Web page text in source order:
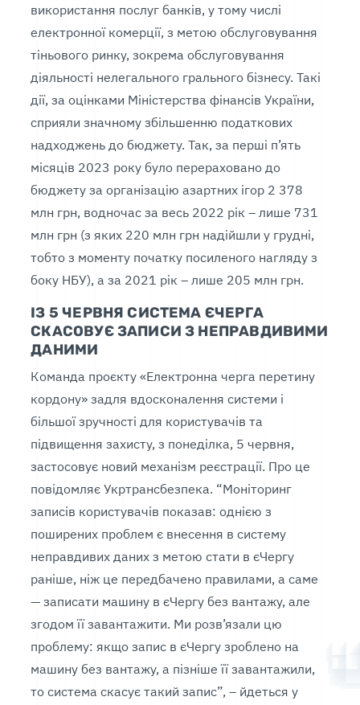
використання послуг банків, у тому числі
електронної комерції, з метою обслуговування
тіньового ринку, зокрема обслуговування
діяльності нелегального грального бізнесу. Такі
дії, за оцінками Міністерства фінансів України,
сприяли значному збільшенню податкових
надходжень до бюджету. Так, за перші п’ять
місяців 2023 року було перераховано до
бюджету за організацію азартних ігор 2 378
млн грн, водночас за весь 2022 рік – лише 731
млн грн (з яких 220 млн грн надійшли у грудні,
тобто з моменту початку посиленого нагляду з
боку НБУ), а за 2021 рік – лише 205 млн грн.
ІЗ 5 ЧЕРВНЯ СИСТЕМА ЄЧЕРГА
СКАСОВУЄ ЗАПИСИ З НЕПРАВДИВИМИ
ДАНИМИ
Команда проєкту «Електронна черга перетину
кордону» задля вдосконалення системи і
більшої зручності для користувачів та
підвищення захисту, з понеділка, 5 червня,
застосовує новий механізм реєстрації. Про це
повідомляє Укртрансбезпека. “️Моніторинг
записів користувачів показав: однією з
поширених проблем є внесення в систему
неправдивих даних з метою стати в єЧергу
раніше, ніж це передбачено правилами, а саме
— записати машину в єЧергу без вантажу, але
згодом її завантажити. Ми розв’язали цю
проблему: якщо запис в єЧергу зроблено на
машину без вантажу, а пізніше її завантажили,
то система скасує такий запис”, – йдеться у